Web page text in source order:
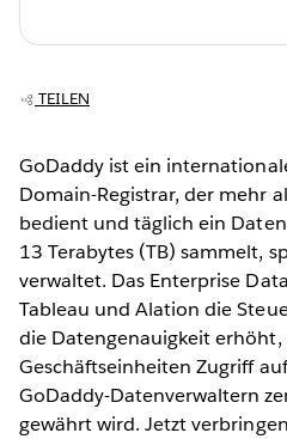
TEILEN
GoDaddy ist ein
Domain-Registrar, der mehr
bedient und täglich ein
13 Terabytes (TB) sammelt,
verwaltet. Das Enterprise
Tableau und Alation die
die Datengenauigkeit erhöht,
Geschäftseinheiten Zugriff
GoDaddy-Datenverwaltern
gewährt wird. Jetzt